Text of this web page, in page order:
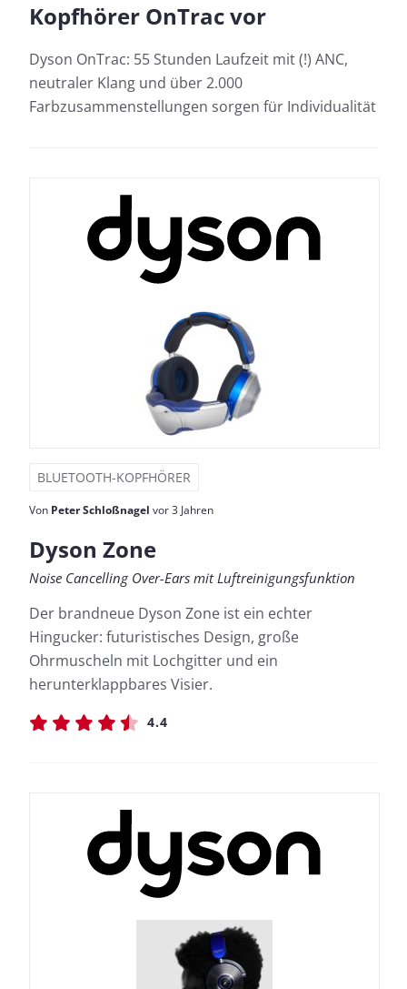
Kopfhörer OnTrac vor
Dyson OnTrac: 55 Stunden Laufzeit mit (!) ANC,
neutraler Klang und über 2.000
Farbzusammenstellungen sorgen für Individualität
BLUETOOTH-KOPFHÖRER
Von Peter Schloßnagel vor 3 Jahren
Dyson Zone
Noise Cancelling Over-Ears mit Luftreinigungsfunktion
Der brandneue Dyson Zone ist ein echter
Hingucker: futuristisches Design, große
Ohrmuscheln mit Lochgitter und ein
herunterklappbares Visier.
4.4